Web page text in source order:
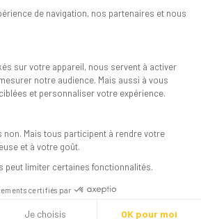
de navigation, nos partenaires et nous
sur votre appareil, nous servent à activer
notre audience. Mais aussi à vous
et personnaliser votre expérience.
non. Mais tous participent à rendre votre
et à votre goût.
peut limiter certaines fonctionnalités.
certifiés par
Je choisis OK pour moi
Mentions légales
générales de vente